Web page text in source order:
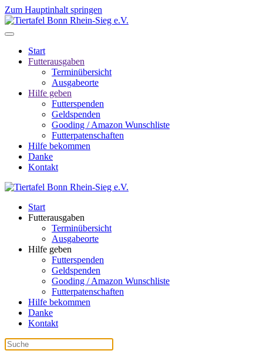
Zum Hauptinhalt springen
Start
Futterausgaben
Terminübersicht
Ausgabeorte
Hilfe geben
Futterspenden
Geldspenden
Gooding / Amazon Wunschliste
Futterpatenschaften
Hilfe bekommen
Danke
Kontakt
Start
Futterausgaben
Terminübersicht
Ausgabeorte
Hilfe geben
Futterspenden
Geldspenden
Gooding / Amazon Wunschliste
Futterpatenschaften
Hilfe bekommen
Danke
Kontakt